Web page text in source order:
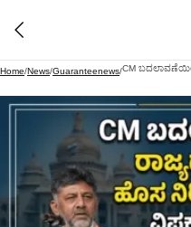
Home/News/Guaranteenews/